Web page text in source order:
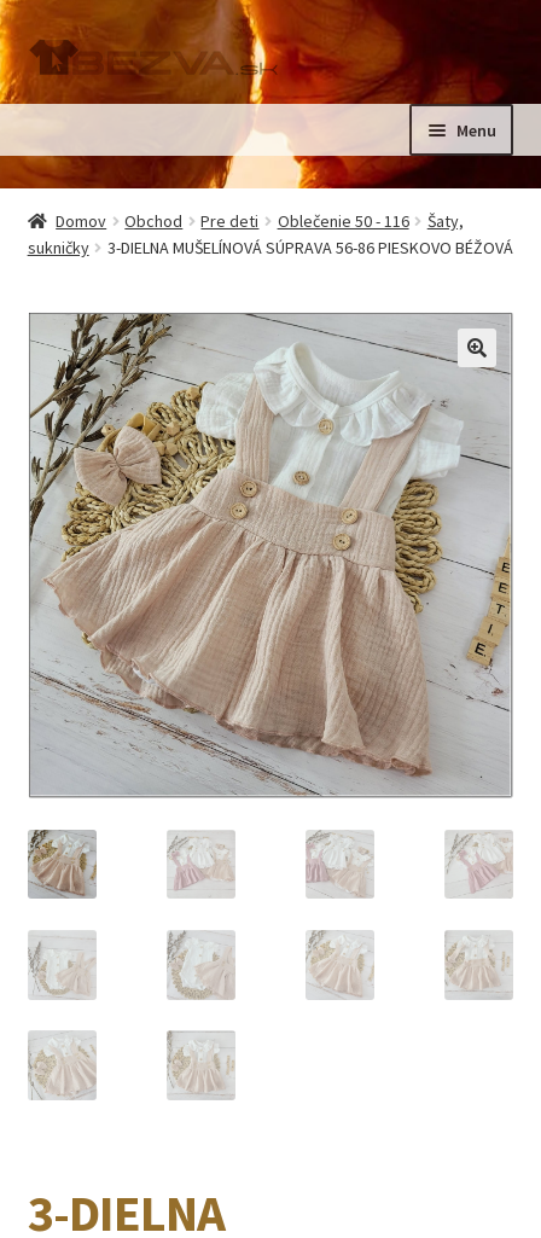
Preskočiť
na
navigáciu
Preskočiť
na
obsah
Menu
Domov
menu
Pre deti
Oblečenie na krst, slávnostné oblečenie
Kontakt
Domov Obchod Pre deti Oblečenie 50 - 116
Šaty,
sukničky
3-DIELNA MUŠELÍNOVÁ SÚPRAVA 56-86 PIESKOVO BÉŽOVÁ
3-DIELNA